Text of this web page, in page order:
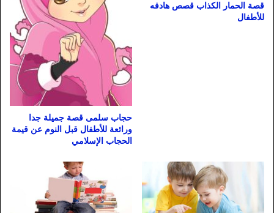
قصة الحمار الكذاب قصص هادفه
للأطفال
حجاب سلمى قصة جميلة جدا
ورائعة للأطفال قبل النوم عن قيمة
الحجاب الإسلامي